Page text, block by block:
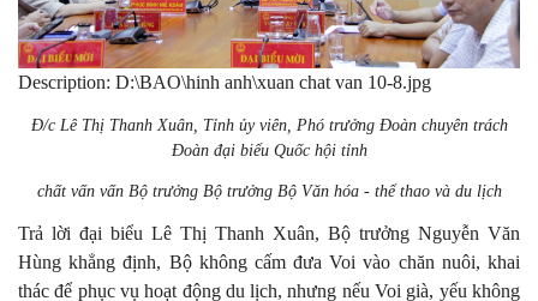
Description: D:\BAO\hinh anh\xuan chat van 10-8.jpg
Đ/c Lê Thị Thanh Xuân, Tỉnh ủy viên, Phó trưởng Đoàn chuyên trách
Đoàn đại biểu Quốc hội tỉnh
chất vấn vấn Bộ trưởng Bộ trưởng Bộ Văn hóa - thể thao và du lịch
Trả lời đại biểu Lê Thị Thanh Xuân, Bộ trưởng Nguyễn Văn
Hùng khẳng định, Bộ không cấm đưa Voi vào chăn nuôi, khai
thác để phục vụ hoạt động du lịch, nhưng nếu Voi già, yếu không